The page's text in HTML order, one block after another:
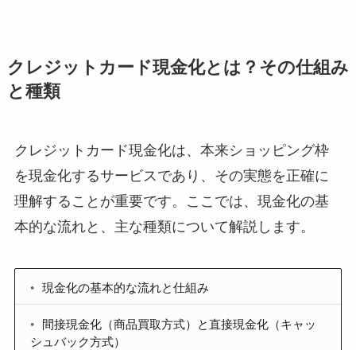
クレジットカード現金化とは？その仕組み
と種類
クレジットカード現金化は、本来ショッピング枠
を現金化するサービスであり、その実態を正確に
理解することが重要です。ここでは、現金化の基
本的な流れと、主な種類について解説します。
現金化の基本的な流れと仕組み
間接現金化（商品買取方式）と直接現金化（キャッ
シュバック方式）